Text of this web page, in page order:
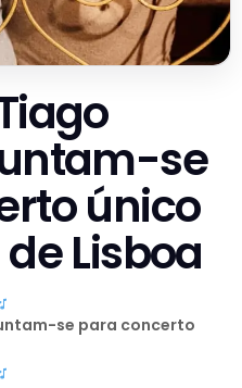
se
único
Lisboa
se para concerto